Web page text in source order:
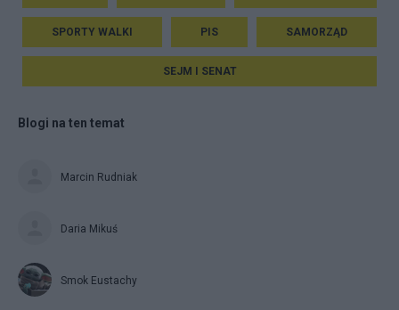
SPORTY WALKI PIS SAMORZĄD
SEJM I SENAT
Blogi na ten temat
Marcin Rudniak
Daria Mikuś
Smok Eustachy